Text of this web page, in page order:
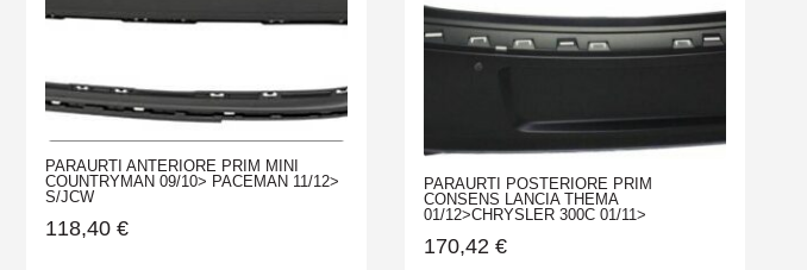
PARAURTI ANTERIORE PRIM MINI
COUNTRYMAN 09/10> PACEMAN 11/12>
S/JCW
118,40 €
PARAURTI POSTERIORE PRIM
CONSENS LANCIA THEMA
01/12>CHRYSLER 300C 01/11>
170,42 €